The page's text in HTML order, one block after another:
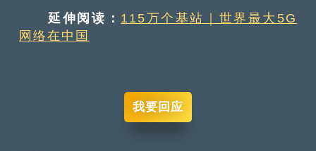
延伸阅读： 115万个基站｜世界最大5G
网络在中国
我要回应